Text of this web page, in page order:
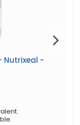
Nutrixeal -